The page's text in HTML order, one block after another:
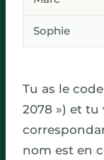
Sophie
Tu as le
2078 ») et
nom est en